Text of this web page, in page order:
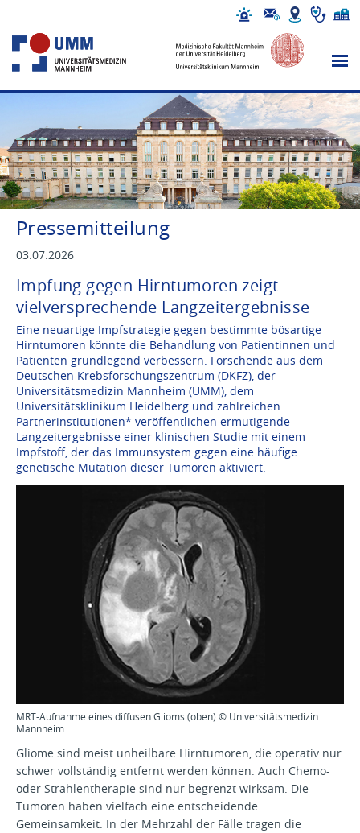
Pressemitteilung
03.07.2026
Impfung gegen Hirntumoren zeigt
vielversprechende Langzeitergebnisse
Eine neuartige Impfstrategie gegen bestimmte bösartige
Hirntumoren könnte die Behandlung von Patientinnen und
Patienten grundlegend verbessern. Forschende aus dem
Deutschen Krebsforschungszentrum (DKFZ), der
Universitätsmedizin Mannheim (UMM), dem
Universitätsklinikum Heidelberg und zahlreichen
Partnerinstitutionen* veröffentlichen ermutigende
Langzeitergebnisse einer klinischen Studie mit einem
Impfstoff, der das Immunsystem gegen eine häufige
genetische Mutation dieser Tumoren aktiviert.
MRT-Aufnahme eines diffusen Glioms (oben) © Universitätsmedizin
Mannheim
Gliome sind meist unheilbare Hirntumoren, die operativ nur
schwer vollständig entfernt werden können. Auch Chemo-
oder Strahlentherapie sind nur begrenzt wirksam. Die
Tumoren haben vielfach eine entscheidende
Gemeinsamkeit: In der Mehrzahl der Fälle tragen die